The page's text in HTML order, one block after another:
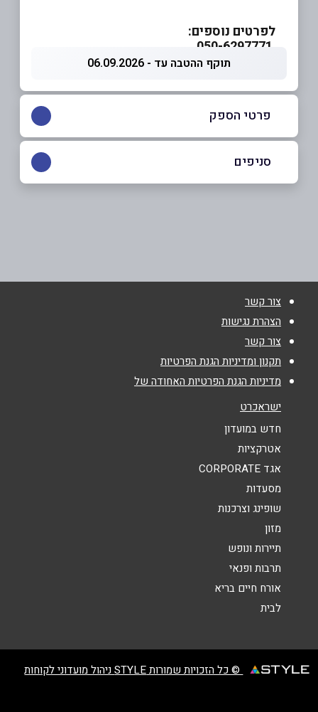
לפרטים נוספים:
תוקף ההטבה עד - 06.09.2026
פרטי הספק
נושא*
אנא חזרו אלי בקשר ל...
סניפים
צור קשר
הצהרת נגישות
צור קשר
תקנון ומדיניות הגנת הפרטיות
מדיניות הגנת הפרטיות האחודה של
ישראכרט
חדש במועדון
אטרקציות
אגד CORPORATE
מסעדות
שופינג וצרכנות
מזון
תיירות ונופש
תרבות ופנאי
אורח חיים בריא
לבית
© כל הזכויות שמורות STYLE ניהול מועדוני לקוחות